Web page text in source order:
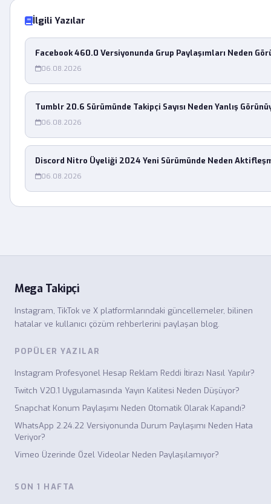
İlgili Yazılar
Facebook 460.0 Versiyonunda Grup Paylaşımları Neden
06.08.2026
Tumblr 20.6 Sürümünde Takipçi Sayısı Neden Yanlış
06.08.2026
Discord Nitro Üyeliği 2024 Yeni Sürümünde Neden
06.08.2026
Mega Takipçi
Instagram, TikTok ve X platformlarındaki güncellemeler, bilinen
hatalar ve kullanıcı çözüm rehberlerini paylaşan blog.
POPÜLER YAZILAR
Instagram Profesyonel Hesap Reklam Reddi İtirazı Nasıl Yapılır?
Twitch V20.1 Uygulamasında Yayın Kalitesi Neden Düşüyor?
Snapchat Konum Paylaşımı Neden Otomatik Olarak Kapandı?
WhatsApp 2.24.22 Versiyonunda Durum Paylaşımı Neden Hata
Veriyor?
Vimeo Üzerinde Özel Videolar Neden Paylaşılamıyor?
SON 1 HAFTA